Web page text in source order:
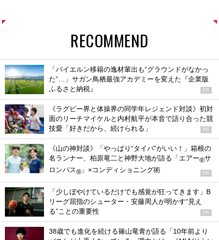
RECOMMEND
「バイエルン移籍の逸材輩出も“グラウンドがなかっ
た”…」サガン鳥栖最強アカデミーを変えた『企業版
ふるさと納税』
PR
《ラグビー界と体操界の同学年レジェンド対談》初対
面のリーチマイケルと内村航平が本音で語り合った競
技愛「好きだから、続けられる」
PR
《山の神対談》「やっぱり“タイパ”がいい！」箱根の
名ランナー、柏原竜二と神野大地が語る「エアー®サ
ロンパス® 」×コンディショニング術 PR
「少しぼやけているだけでも感覚が狂ってきます」B
リーグ屈指のシューター・安藤周人が明かす“見え
る”ことの重要性
PR
38歳でも進化を続ける篠山竜青が語る「10年前より